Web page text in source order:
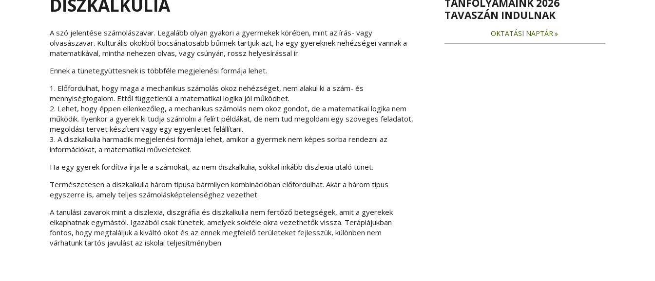
DISZKALKULIA
A szó jelentése számolászavar. Legalább olyan gyakori a gyermekek körében, mint az írás- vagy
olvasászavar. Kulturális okokból bocsánatosabb bűnnek tartjuk azt, ha egy gyereknek nehézségei vannak a
matematikával, mintha nehezen olvas, vagy csúnyán, rossz helyesírással ír.
Ennek a tünetegyüttesnek is többféle megjelenési formája lehet.
1. Előfordulhat, hogy maga a mechanikus számolás okoz nehézséget, nem alakul ki a szám- és
mennyiségfogalom. Ettől függetlenül a matematikai logika jól működhet.
2. Lehet, hogy éppen ellenkezőleg, a mechanikus számolás nem okoz gondot, de a matematikai logika nem
működik. Ilyenkor a gyerek ki tudja számolni a felírt példákat, de nem tud megoldani egy szöveges feladatot,
megoldási tervet készíteni vagy egy egyenletet felállítani.
3. A diszkalkulia harmadik megjelenési formája lehet, amikor a gyermek nem képes sorba rendezni az
információkat, a matematikai műveleteket.
Ha egy gyerek fordítva írja le a számokat, az nem diszkalkulia, sokkal inkább diszlexia utaló tünet.
Természetesen a diszkalkulia három típusa bármilyen kombinációban előfordulhat. Akár a három típus
egyszerre is, amely teljes számolásképtelenséghez vezethet.
A tanulási zavarok mint a diszlexia, diszgráfia és diszkalkulia nem fertőző betegségek, amit a gyerekek
elkaphatnak egymástól. Igazából csak tünetek, amelyek sokféle okra vezethetők vissza. Terápiájukban
fontos, hogy megtaláljuk a kiváltó okot és az ennek megfelelő területeket fejlesszük, különben nem
várhatunk tartós javulást az iskolai teljesítményben.
TANFOLYAMAINK 2026
TAVASZÁN INDULNAK
OKTATÁSI NAPTÁR